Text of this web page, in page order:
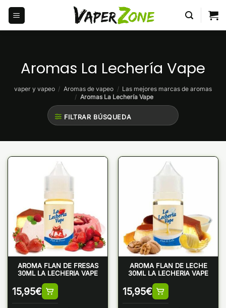
Saltar
contenido
Aromas La Lechería Vape
vaper y vapeo / Aromas de vapeo / Las mejores marcas de aromas
/ Aromas La Lechería Vape
FILTRAR BÚSQUEDA
AROMA FLAN DE FRESAS
30ML LA LECHERIA VAPE
15,95€
AROMA FLAN DE LECHE
30ML LA LECHERIA VAPE
15,95€